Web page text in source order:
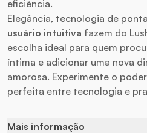
eficiência.
Elegância, tecnologia de
usuário intuitiva fazem do
escolha ideal para quem
íntima e adicionar uma nova
amorosa. Experimente o
perfeita entre tecnologia e
Mais informação